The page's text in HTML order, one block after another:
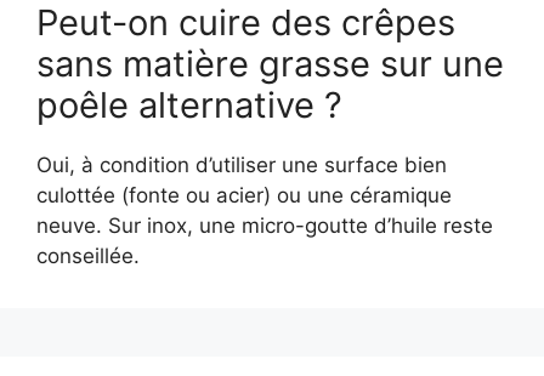
Peut-on cuire des crêpes
sans matière grasse sur une
poêle alternative ?
Oui, à condition d’utiliser une surface bien
culottée (fonte ou acier) ou une céramique
neuve. Sur inox, une micro-goutte d’huile reste
conseillée.